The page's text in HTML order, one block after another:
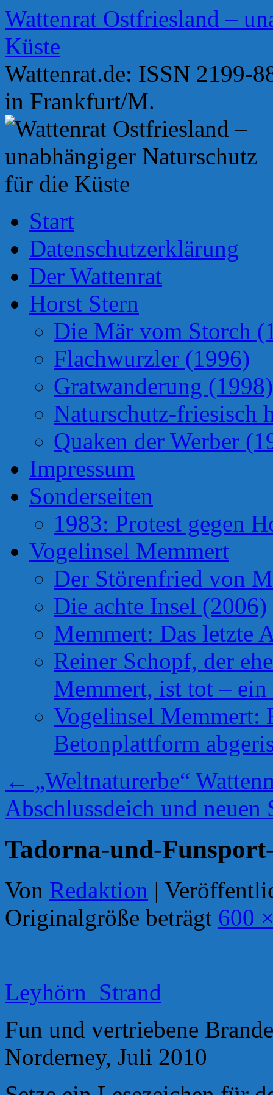
Zum
Inhalt
springen
Wattenrat Ostfriesland –
Küste
Wattenrat.de: ISSN 2199-
in Frankfurt/M.
Start
Datenschutzerklärung
Der Wattenrat
Horst Stern
Die Mär vom Storch
Flachwurzler (1996)
Gratwanderung (1998)
Naturschutz-friesisch
Quaken der Werber
Impressum
Sonderseiten
1983: Protest gegen
Vogelinsel Memmert
Der Störenfried von
Die achte Insel (2006)
Memmert: Das letzte
Reiner Schopf, der
Memmert, ist tot –
Vogelinsel Memmert:
Betonplattform
← „Weltnaturerbe“
Abschlussdeich und neuen
Tadorna-und-
Von Redaktion |
Originalgröße beträgt 600
Leyhörn_Strand
Fun und vertriebene
Norderney, Juli 2010